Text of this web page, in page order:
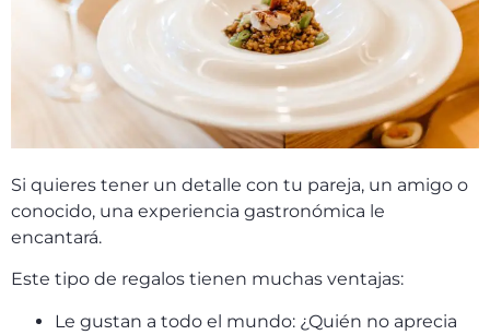
Si quieres tener un detalle con tu pareja, un amigo o
conocido, una experiencia gastronómica le
encantará.
Este tipo de regalos tienen muchas ventajas:
Le gustan a todo el mundo: ¿Quién no aprecia